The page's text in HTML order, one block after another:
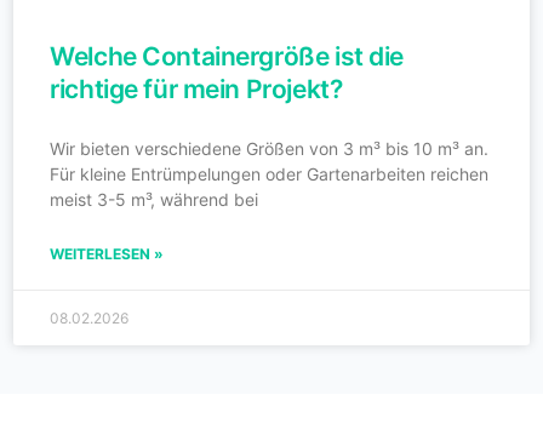
Welche Containergröße ist die
richtige für mein Projekt?
Wir bieten verschiedene Größen von 3 m³ bis 10 m³ an.
Für kleine Entrümpelungen oder Gartenarbeiten reichen
meist 3-5 m³, während bei
WEITERLESEN »
08.02.2026